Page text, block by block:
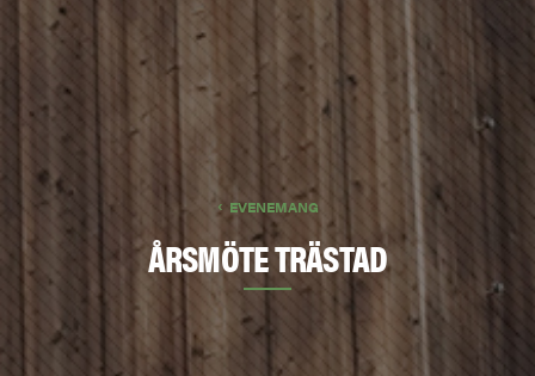
EVENEMANG
ÅRSMÖTE TRÄSTAD